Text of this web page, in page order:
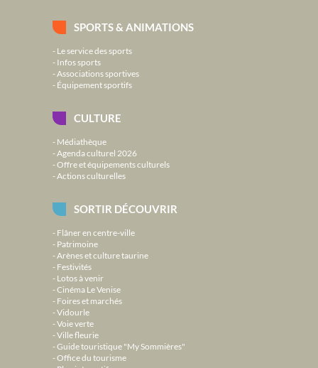
SPORTS & ANIMATIONS
Le service des sports
Infos sports
Associations sportives
Équipement sportifs
CULTURE
Médiathèque
Agenda culturel 2026
Offre et équipements culturels
Actions culturelles
SORTIR DÉCOUVRIR
Flâner en centre-ville
Patrimoine
Arènes et culture taurine
Festivités
Lotos à venir
Cinéma Le Venise
Foires et marchés
Vidourle
Voie verte
Ville fleurie
Guide touristique "My Sommières"
Office du tourisme